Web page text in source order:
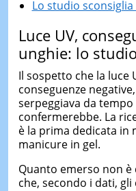
Lo studio
Luce UV,
unghie: lo studio
Il sospetto che la luce
conseguenze
serpeggiava da tempo
confermerebbe. La
è la prima dedicata in
manicure in gel.
Quanto emerso non
che, secondo i dati,